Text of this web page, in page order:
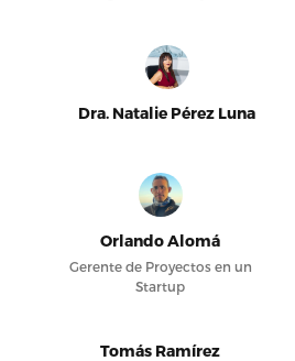
Dra. Natalie Pérez Luna
Orlando Alomá
Gerente de Proyectos en un
Startup
Tomás Ramírez